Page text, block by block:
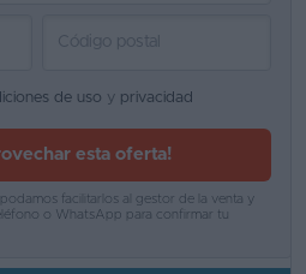
de uso y privacidad
esta oferta!
facilitarlos al gestor de la venta y
o WhatsApp para confirmar tu